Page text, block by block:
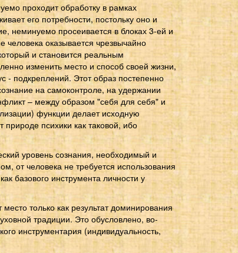
проходит обработку в рамках
его потребности, постольку оно и
неминуемо просеивается в блоках 3-ей и
человека оказывается чрезвычайно
и становится реальным
изменить место и способ своей жизни,
- подкреплений. Этот образ постепенно
на самоконтроле, на удержании
– между образом "себя для себя" и
функции делает исходную
природе психики как таковой, ибо
уровень сознания, необходимый и
от человека не требуется использования
базового инструмента личности у
только как результат доминирования
традиции. Это обусловлено, во-
инструментария (индивидуальность,